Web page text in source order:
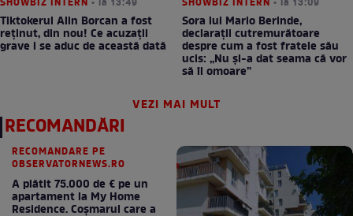
Tiktokerul Alin Borcan a fost
reținut, din nou! Ce acuzații
grave i se aduc de această dată
Sora lui Mario Berinde,
declarații cutremurătoare
despre cum a fost fratele său
ucis: „Nu și-a dat seama că vor
să îl omoare”
VEZI MAI MULT
RECOMANDĂRI
RECOMANDARE PE
OBSERVATORNEWS.RO
A plătit 75.000 de € pe un
apartament la My Home
Residence. Coşmarul care a